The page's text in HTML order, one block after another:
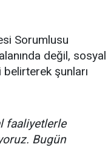
Sorumlusu
değil, sosyal
şunları
faaliyetlerle
Bugün